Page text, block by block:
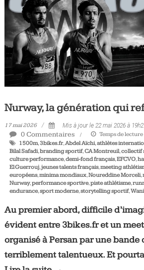
Tous
jours,
votre
actualité
vélo
Nurway, la génération qui
17 mai 2026 Mis à jour le 22 mai 2026 à
0 Commentaires Temps de lecture
1500m,3bikes.fr,Abdel Aïchi,athlètes
Bilal Safadi,branding sportif,CA Montreuil,collectif
culture performance,demi-fond français,EFCVO,
El Guerrouj,jeunes talents français,meeting
européens,minima mondiaux,Noureddine Morceli,
Nurway,performance sportive,piste athlétisme,
endurance,sport moderne,storytelling sportif,
Au premier abord, difficile
évident entre 3bikes.fr et un
organisé à Persan par une bande
terriblement talentueux. Et